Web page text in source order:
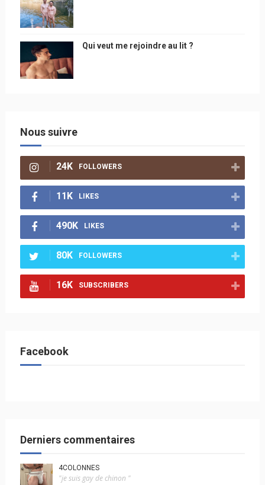
Qui veut me rejoindre au lit ?
Nous suivre
24K FOLLOWERS
11K LIKES
490K LIKES
80K FOLLOWERS
16K SUBSCRIBERS
Facebook
Derniers commentaires
4COLONNES
"je suis gay de chinon "